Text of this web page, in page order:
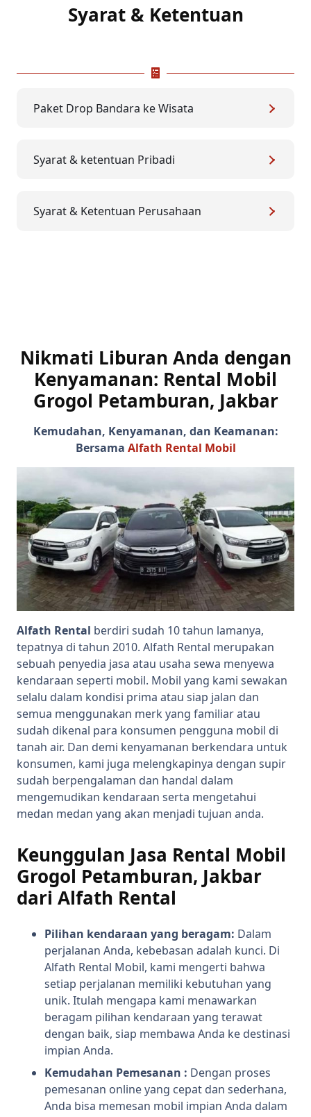
Syarat & Ketentuan
Paket Drop Bandara ke Wisata
Syarat & ketentuan Pribadi
Syarat & Ketentuan Perusahaan
Nikmati Liburan Anda dengan
Kenyamanan: Rental Mobil
Grogol Petamburan, Jakbar
Kemudahan, Kenyamanan, dan Keamanan:
Bersama Alfath Rental Mobil
Alfath Rental berdiri sudah 10 tahun lamanya,
tepatnya di tahun 2010. Alfath Rental merupakan
sebuah penyedia jasa atau usaha sewa menyewa
kendaraan seperti mobil. Mobil yang kami sewakan
selalu dalam kondisi prima atau siap jalan dan
semua menggunakan merk yang familiar atau
sudah dikenal para konsumen pengguna mobil di
tanah air. Dan demi kenyamanan berkendara untuk
konsumen, kami juga melengkapinya dengan supir
sudah berpengalaman dan handal dalam
mengemudikan kendaraan serta mengetahui
medan medan yang akan menjadi tujuan anda.
Keunggulan Jasa Rental Mobil
Grogol Petamburan, Jakbar
dari Alfath Rental
Pilihan kendaraan yang beragam: Dalam
perjalanan Anda, kebebasan adalah kunci. Di
Alfath Rental Mobil, kami mengerti bahwa
setiap perjalanan memiliki kebutuhan yang
unik. Itulah mengapa kami menawarkan
beragam pilihan kendaraan yang terawat
dengan baik, siap membawa Anda ke destinasi
impian Anda.
Kemudahan Pemesanan : Dengan proses
pemesanan online yang cepat dan sederhana,
Anda bisa memesan mobil impian Anda dalam